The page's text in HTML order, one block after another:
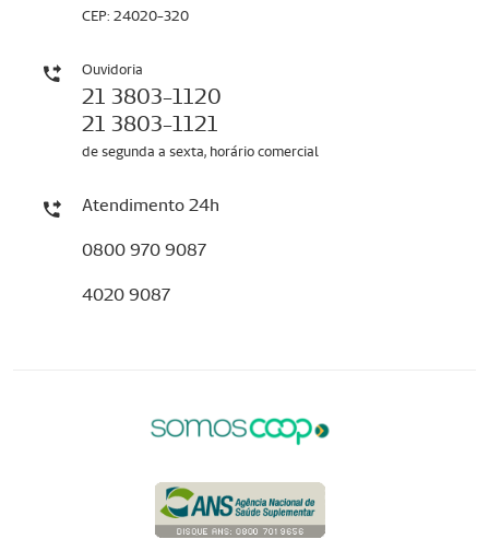
CEP: 24020-320
Ouvidoria
21 3803-1120
21 3803-1121
de segunda a sexta, horário comercial
Atendimento 24h
0800 970 9087
4020 9087